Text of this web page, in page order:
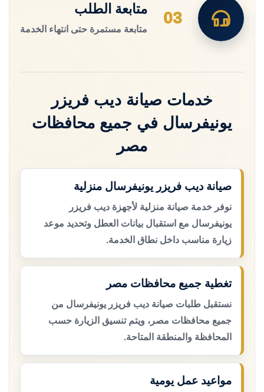
03
متابعة الطلب
متابعة مستمرة حتى انتهاء الخدمة
خدمات صيانة ديب فريزر
يونيفرسال في جميع محافظات
مصر
صيانة ديب فريزر يونيفرسال منزلية
نوفر خدمة صيانة منزلية لأجهزة ديب فريزر
يونيفرسال مع استقبال بيانات العطل وتحديد موعد
زيارة مناسب داخل نطاق الخدمة.
تغطية جميع محافظات مصر
نستقبل طلبات صيانة ديب فريزر يونيفرسال من
جميع محافظات مصر، ويتم تنسيق الزيارة حسب
المحافظة والمنطقة المتاحة.
مواعيد عمل يومية